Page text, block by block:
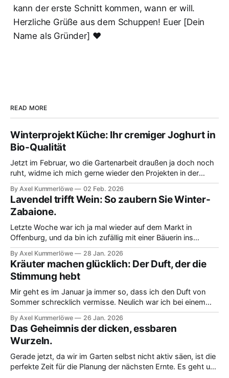
kann der erste Schnitt kommen, wann er will.
Herzliche Grüße aus dem Schuppen! Euer [Dein
Name als Gründer] ❤️
READ MORE
Winterprojekt Küche: Ihr cremiger Joghurt in
Bio-Qualität
Jetzt im Februar, wo die Gartenarbeit draußen ja doch noch
ruht, widme ich mich gerne wieder den Projekten in der
Küche. Ich habe mich in letzter Zeit mal mit dem Thema
cremiger Bio-Joghurt beschäftigt. Ich muss ehrlich sagen,
ich war früher immer unsicher, ob ich wirklich dieses teure
Starterpulver brauche.
By Axel Kummerlöwe 02 Feb. 2026
Lavendel trifft Wein: So zaubern Sie Winter-
Zabaione.
Letzte Woche war ich ja mal wieder auf dem Markt in
Offenburg, und da bin ich zufällig mit einer Bäuerin ins
Gespräch gekommen. Wir haben über die Kraft von Kräutern
im Winter gesprochen, und da hat sie mir etwas total
Spannendes verraten: Richtig getrockneter Lavendel, so hat
sie mir versichert,
By Axel Kummerlöwe 28 Jan. 2026
Kräuter machen glücklich: Der Duft, der die
Stimmung hebt
Mir geht es im Januar ja immer so, dass ich den Duft von
Sommer schrecklich vermisse. Neulich war ich bei einem
kleinen Gärtner und wir sprachen darüber, wie man diesen
herrlichen Geruch ein bisschen konserviert. Der einfache,
aber wichtige Tipp war: Jetzt sollten wir die getrocknete
Ernte vom letzten Jahr
By Axel Kummerlöwe 26 Jan. 2026
Das Geheimnis der dicken, essbaren
Wurzeln.
Gerade jetzt, da wir im Garten selbst nicht aktiv säen, ist die
perfekte Zeit für die Planung der nächsten Ernte. Es geht um